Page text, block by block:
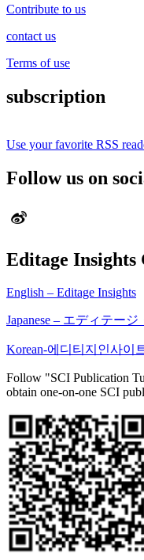
Contribute to us
contact us
Terms of use
subscription
Use your favorite RSS
Follow us on
Editage Insights
English – Editage Insights
Japanese – エディテー
Korean-에디티지인사이
Follow "SCI Publication
obtain one-on-one SCI